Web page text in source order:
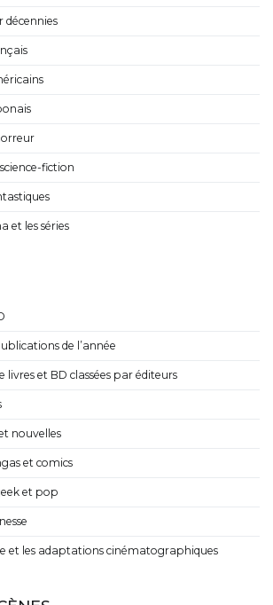
décennies
fiction
et les séries
de l’année
livres et BD classées par éditeurs
nouvelles
et comics
et pop
et les adaptations cinématographiques